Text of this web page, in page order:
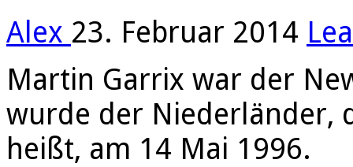
Alex 23. Februar 2014
Martin Garrix war der
wurde der Niederländer,
heißt, am 14 Mai 1996.